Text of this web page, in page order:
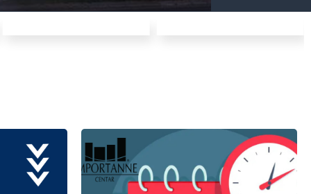
nećete
h.
22:00 h u periodu od 01.06. do
30.09.2026.god
Uživajte u kupovini!